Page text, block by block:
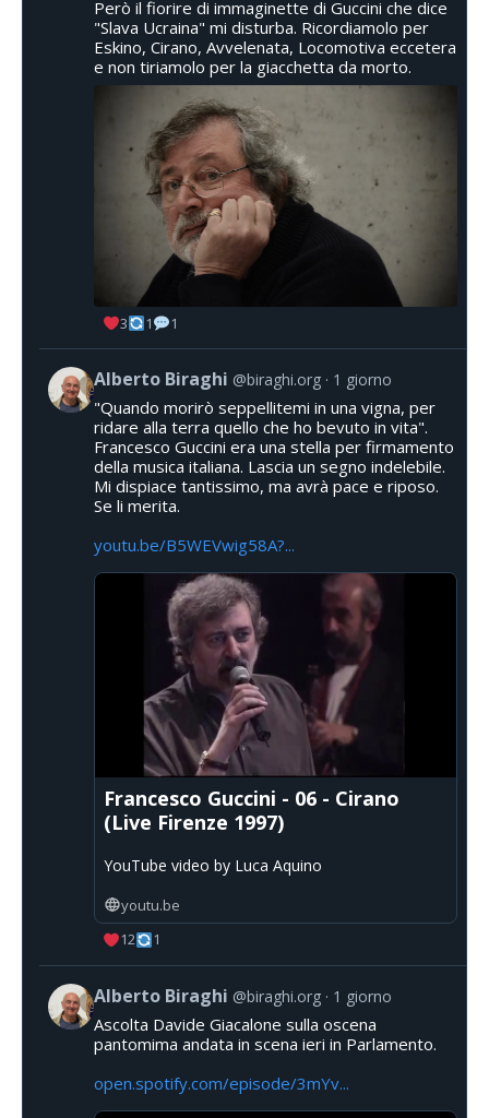
Però il fiorire di immaginette di Guccini che dice
"Slava Ucraina" mi disturba. Ricordiamolo per
Eskino, Cirano, Avvelenata, Locomotiva eccetera
e non tiriamolo per la giacchetta da morto.
3 1 1
Alberto Biraghi @biraghi.org 1 giorno
"Quando morirò seppellitemi in una vigna, per
ridare alla terra quello che ho bevuto in vita".
Francesco Guccini era una stella per firmamento
della musica italiana. Lascia un segno indelebile.
Mi dispiace tantissimo, ma avrà pace e riposo.
Se li merita.
youtu.be/B5WEVwig58A?...
Francesco Guccini - 06 - Cirano
(Live Firenze 1997)
YouTube video by Luca Aquino
youtu.be
12
1
Alberto Biraghi @biraghi.org 1 giorno
Ascolta Davide Giacalone sulla oscena
pantomima andata in scena ieri in Parlamento.
open.spotify.com/episode/3mYv...